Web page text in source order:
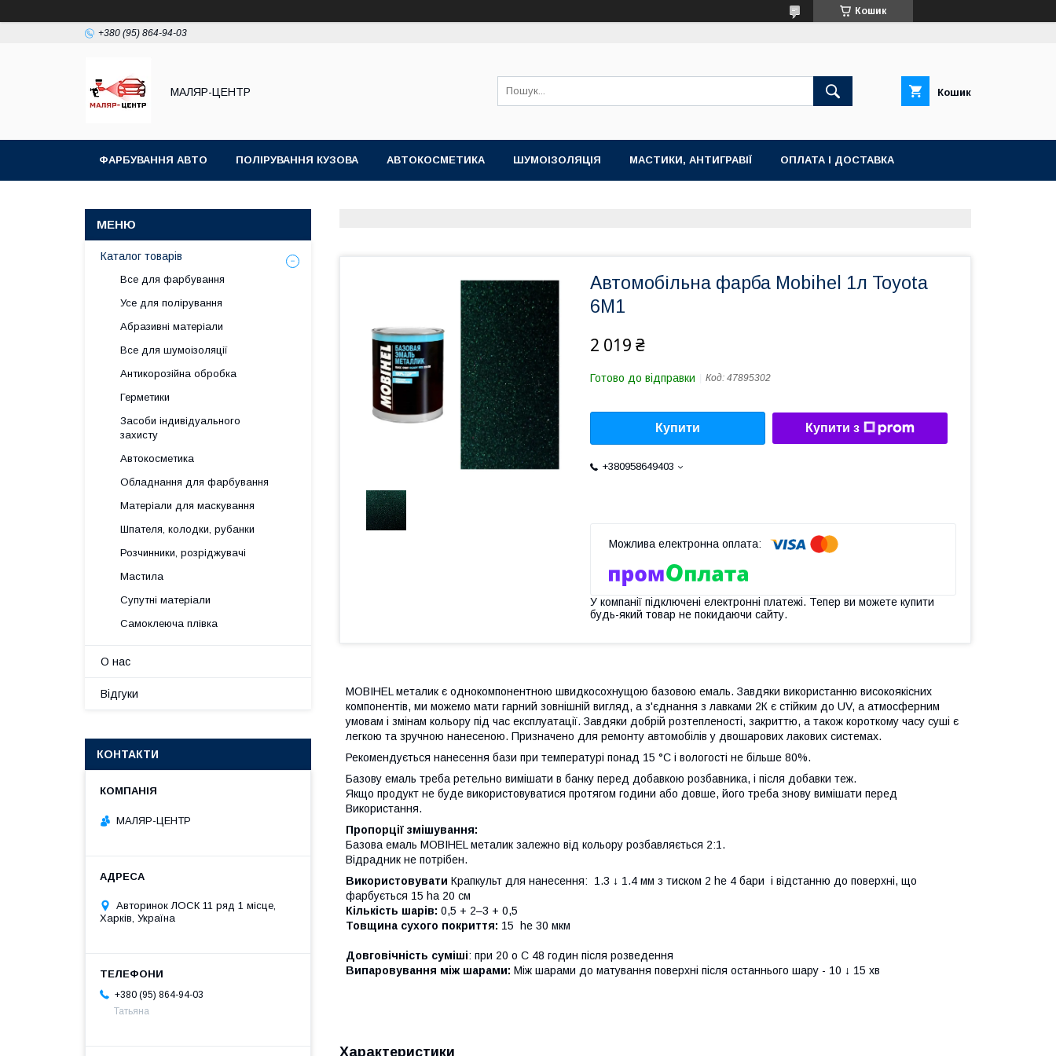
Кошик
+380 (95) 864-94-03
МАЛЯР-ЦЕНТР Кошик
ФАРБУВАННЯ АВТО ПОЛІРУВАННЯ КУЗОВА АВТОКОСМЕТИКА ШУМОІЗОЛЯЦІЯ МАСТИКИ, АНТИГРАВІЇ ОПЛАТА І ДОСТАВКА
Автомобільна фарба Mobihel 1л Toyota
6M1
2 019 ₴
Готово до відправки Код: 47895302
Купити Купити з
+380958649403
У компанії підключені електронні платежі. Тепер ви можете купити
будь-який товар не покидаючи сайту.
MOBIHEL металик є однокомпонентною швидкосохнущою базовою емаль. Завдяки використанню високоякісних
компонентів, ми можемо мати гарний зовнішній вигляд, а з'єднання з лавками 2К є стійким до UV, а атмосферним
умовам і змінам кольору під час експлуатації. Завдяки добрій розтепленості, закриттю, а також короткому часу суші є
легкою та зручною нанесеною. Призначено для ремонту автомобілів у двошарових лакових системах.
Рекомендується нанесення бази при температурі понад 15 °C і вологості не більше 80%.
Базову емаль треба ретельно вимішати в банку перед добавкою розбавника, і після добавки теж.
Якщо продукт не буде використовуватися протягом години або довше, його треба знову вимішати перед
Використання.
Пропорції змішування:
Базова емаль MOBIHEL металик залежно від кольору розбавляється 2:1.
Відрадник не потрібен.
Використовувати Крапкульт для нанесення: 1.3 ↓ 1.4 мм з тиском 2 he 4 бари і відстанню до поверхні, що
фарбується 15 ha 20 см
Кількість шарів: 0,5 + 2–3 + 0,5
Товщина сухого покриття: 15 he 30 мкм
Довговічність суміші: при 20 o C 48 годин після розведення
Випаровування між шарами: Між шарами до матування поверхні після останнього шару - 10 ↓ 15 хв
Характеристики
Каталог товарів
Все для фарбування
Усе для полірування
Абразивні матеріали
Все для шумоізоляції
Антикорозійна обробка
Герметики
Засоби індивідуального
захисту
Автокосметика
Обладнання для фарбування
Матеріали для маскування
Шпателя, колодки, рубанки
Розчинники, розріджувачі
Мастила
Супутні матеріали
Самоклеюча плівка
О нас
Відгуки
КОНТАКТИ
МАЛЯР-ЦЕНТР
Авторинок ЛОСК 11 ряд 1 місце,
Харків, Україна
+380 (95) 864-94-03
Татьяна